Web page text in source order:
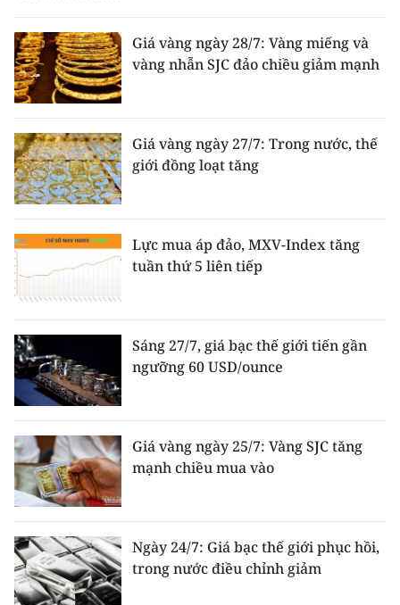
Giá vàng ngày 28/7: Vàng miếng và
vàng nhẫn SJC đảo chiều giảm mạnh
Giá vàng ngày 27/7: Trong nước, thế
giới đồng loạt tăng
Lực mua áp đảo, MXV-Index tăng
tuần thứ 5 liên tiếp
Sáng 27/7, giá bạc thế giới tiến gần
ngưỡng 60 USD/ounce
Giá vàng ngày 25/7: Vàng SJC tăng
mạnh chiều mua vào
Ngày 24/7: Giá bạc thế giới phục hồi,
trong nước điều chỉnh giảm